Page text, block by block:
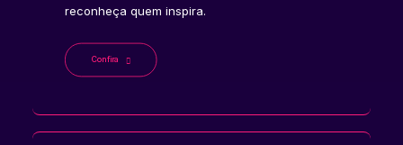
reconheça quem inspira.
Confira